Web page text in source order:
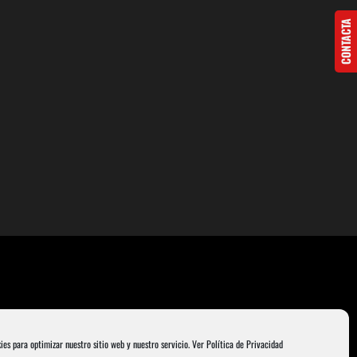
para optimizar nuestro sitio web y nuestro servicio.Ver Política de Privacidad
CONTACTA